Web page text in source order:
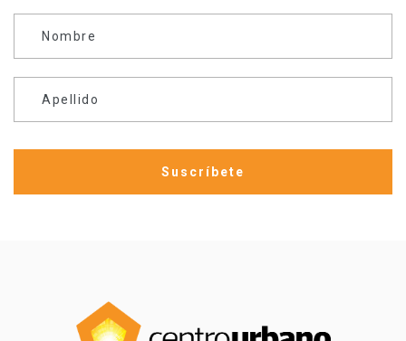
Nombre
Apellido